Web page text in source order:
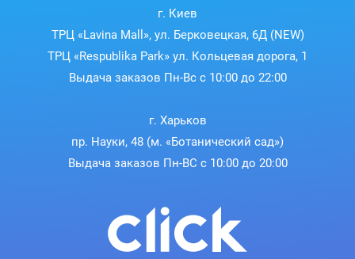
г. Киев
ТРЦ «Lavina Mall», ул. Берковецкая, 6Д (NEW)
ТРЦ «Respublika Park» ул. Кольцевая дорога, 1
Выдача заказов Пн-Вс с 10:00 до 22:00
г. Харьков
пр. Науки, 48 (м. «Ботанический сад»)
Выдача заказов Пн-ВС с 10:00 до 20:00